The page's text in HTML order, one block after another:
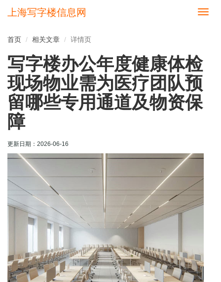
切
上海写字楼信息网
首页 相关文章 详情页
写字楼办公年度健康体检
现场物业需为医疗团队预
留哪些专用通道及物资保
障
更新日期： 2026-06-16